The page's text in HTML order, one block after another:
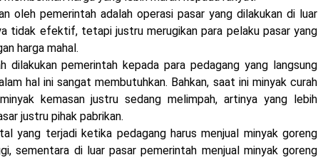
oleh pemerintah adalah operasi pasar yang dilakukan di luar
tidak efektif, tetapi justru merugikan para pelaku pasar yang
harga mahal.
dilakukan pemerintah kepada para pedagang yang langsung
hal ini sangat membutuhkan. Bahkan, saat ini minyak curah
kemasan justru sedang melimpah, artinya yang lebih
justru pihak pabrikan.
yang terjadi ketika pedagang harus menjual minyak goreng
sementara di luar pasar pemerintah menjual minyak goreng